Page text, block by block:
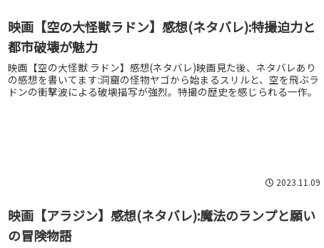
映画【空の大怪獣ラドン】感想(ネタバレ):特撮迫力と
都市破壊が魅力
映画【空の大怪獣 ラドン】感想(ネタバレ)映画見た後、ネタバレあり
の感想を書いてます:洞窟の怪物ヤゴから始まるスリルと、空を飛ぶラ
ドンの衝撃波による破壊描写が強烈。特撮の歴史を感じられる一作。
2023.11.09
映画【アラジン】感想(ネタバレ):魔法のランプと願い
の冒険物語